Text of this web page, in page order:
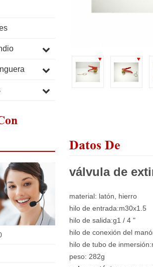
Datos De
válvula de
material: latón, hierro
hilo de entrada:m30x1.5
hilo de salida:g1 / 4 "
hilo de conexión del
hilo de tubo de inmersión:
peso: 282g